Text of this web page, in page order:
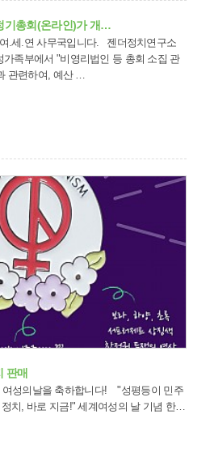
기총회(온라인)가 개…
무국입니다. 젠더정치연구소
족부에서 "비영리법인 등 총회 소집 관
관련하여, 예산 …
판매
치, 바로 지금!" 세계여성의 날 기념 한…